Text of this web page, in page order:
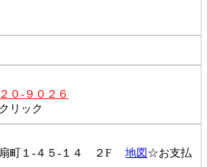
０-９０２６
リック
扇町１-４５-１４ ２F 地図 ☆お支払